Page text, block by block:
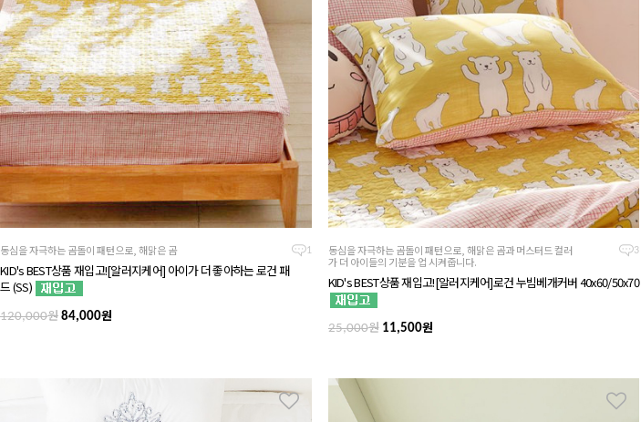
1
동심을 자극하는 곰돌이 패턴으로, 해맑은 곰
KID's BEST상품 재입고![알러지케어] 아이가 더 좋아하는 로건 패
드 (SS)
120,000원 84,000원
3
동심을 자극하는 곰돌이 패턴으로, 해맑은 곰과 머스터드 컬러
가 더 아이들의 기분을 업 시켜줍니다.
KID's BEST상품 재입고![알러지케어]로건 누빔베개커버 40x60/50x70
25,000원11,500원